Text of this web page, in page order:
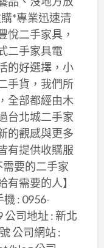
*專業迅速清
悅二手家具，
二手家具電
的好選擇，小
手貨，我們所
全部都經由木
台北城二手家
的觀感與更多
有提供收購服
要的二手家
需要的人】
: 0956-
公司地址 : 新北
公司網站 :